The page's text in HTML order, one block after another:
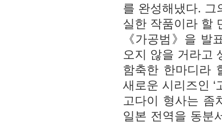
를 완성해냈다. 그
실한 작품이라 할
《가공범》을 발
오지 않을 거라고
함축한 한마디라
새로운 시리즈인 ‘
고다이 형사는 좀
일본 전역을 동분